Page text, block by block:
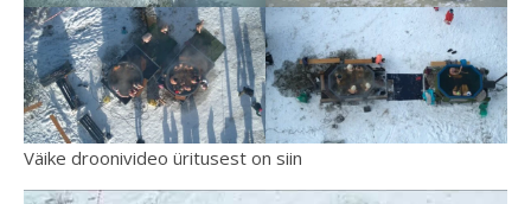
Väike droonivideo üritusest on siin